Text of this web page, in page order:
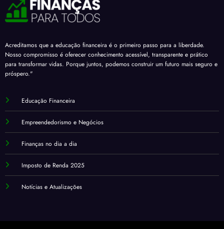
Acreditamos que a educação financeira é o primeiro passo para a liberdade.
Nosso compromisso é oferecer conhecimento acessível, transparente e prático
para transformar vidas. Porque juntos, podemos construir um futuro mais seguro e
próspero."
Educação Financeira
Empreendedorismo e Negócios
Finanças no dia a dia
Imposto de Renda 2025
Notícias e Atualizações